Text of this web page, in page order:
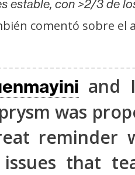
estable, con >2/3 de
comentó sobre el
and
was
reminder
that